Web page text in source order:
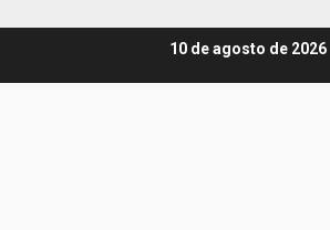
10 de agosto de 2026